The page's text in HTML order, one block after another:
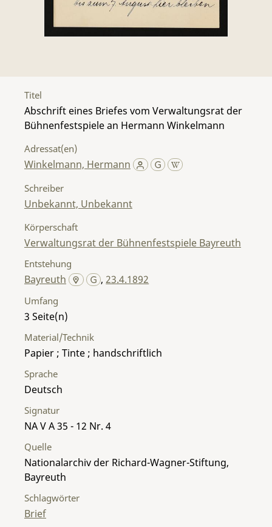
Titel
Abschrift eines Briefes vom Verwaltungsrat der
Bühnenfestspiele an Hermann Winkelmann
Adressat(en)
Winkelmann, Hermann
Schreiber
Unbekannt, Unbekannt
Körperschaft
Verwaltungsrat der Bühnenfestspiele Bayreuth
Entstehung
Bayreuth ,23.4.1892
Umfang
3
Material/Technik
Papier ; Tinte ; handschriftlich
Sprache
Deutsch
Signatur
NA V A 35 - 12 Nr. 4
Quelle
Nationalarchiv der Richard-Wagner-Stiftung,
Bayreuth
Schlagwörter
Brief